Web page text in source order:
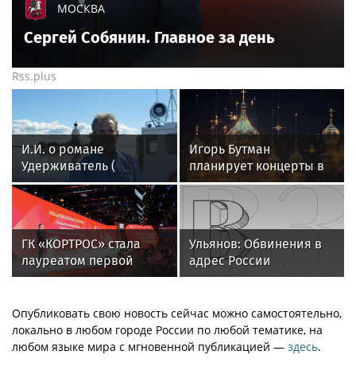
МОСКВА
Сергей Собянин. Главное за день
Rss.plus
И.И. о романе
Удерживатель (
Удерживающий сейчас
) русского вологодского
писателя и поэта
Андрея Малышева (
роман опубликован в
2016 г. )
Игорь Бутман
планирует концерты в
Бразилии и Никарагуа
в этом году
ГК «КОРТРОС» стала
лауреатом первой
Национальной премии
и градостроительства
за проект района
«Академический»
Ульянов: Обвинения в
адрес России
показывают
Франции к народу
Опубликовать свою новость сейчас можно самостоятельно,
локально в любом городе России по любой тематике, на
любом языке мира с мгновенной публикацией — здесь.